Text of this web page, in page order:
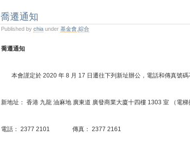
喬遷通知
Published by chia under 基金會 綜合
喬遷通知
本會謹定於 2020 年 8 月 17 日遷往下列新址辦公，電話和傳真號碼
新地址： 香港 九龍 油麻地 廣東道 廣發商業大廈十四樓 1303 室 （電梯
電話： 2377 2101 傳真： 2377 2161